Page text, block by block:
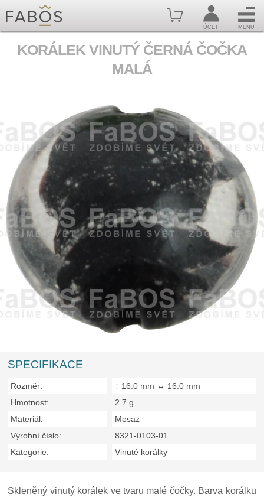
ÚČET MENU
KORÁLEK VINUTÝ ČERNÁ ČOČKA
MALÁ
SPECIFIKACE
Rozměr:
↕ 16.0 mm ↔ 16.0 mm
Hmotnost:
2.7 g
Materiál:
Mosaz
Výrobní číslo:
8321-0103-01
Kategorie:
Vinuté korálky
Skleněný vinutý korálek ve tvaru malé čočky. Barva korálku